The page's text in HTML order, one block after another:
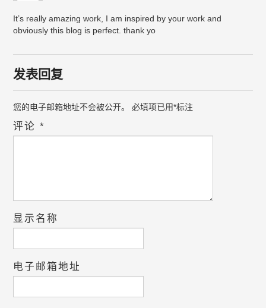
It’s really amazing work, I am inspired by your work and
obviously this blog is perfect. thank yo
发表回复
您的电子邮箱地址不会被公开。 必填项已用*标注
评论*
显示名称
电子邮箱地址